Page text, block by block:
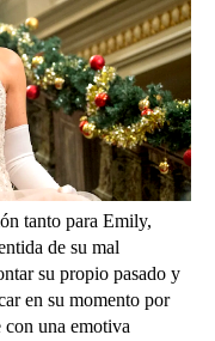
tanto para Emily,
de su mal
su propio pasado y
en su momento por
una emotiva